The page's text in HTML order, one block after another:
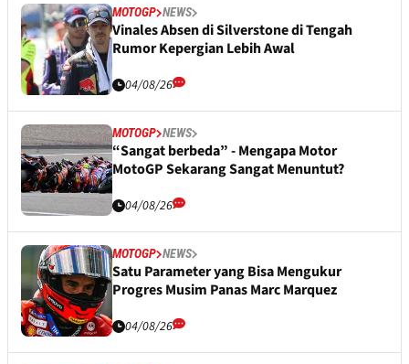
MOTOGP NEWS
Vinales Absen di Silverstone di Tengah
Rumor Kepergian Lebih Awal
04/08/26
MOTOGP NEWS
“Sangat berbeda” - Mengapa Motor
MotoGP Sekarang Sangat Menuntut?
04/08/26
MOTOGP NEWS
Satu Parameter yang Bisa Mengukur
Progres Musim Panas Marc Marquez
04/08/26